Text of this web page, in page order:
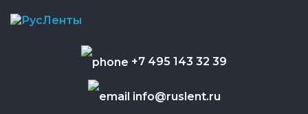
+7 495 143 32 39
info@ruslent.ru